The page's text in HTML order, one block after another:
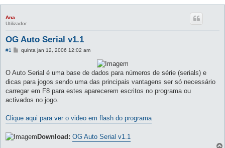
i
Ana
Utilizador
OG Auto Serial v1.1
#1
M
a
g
e
m
quinta jan 12, 2006 12:02 am
O Auto Serial é uma base de dados para números de série (serials) e
dicas para jogos sendo uma das principais vantagens ser só necessário
carregar em F8 para estes aparecerem escritos no programa ou
activados no jogo.
Clique aqui para ver o video em flash do programa
Download: OG Auto Serial v1.1